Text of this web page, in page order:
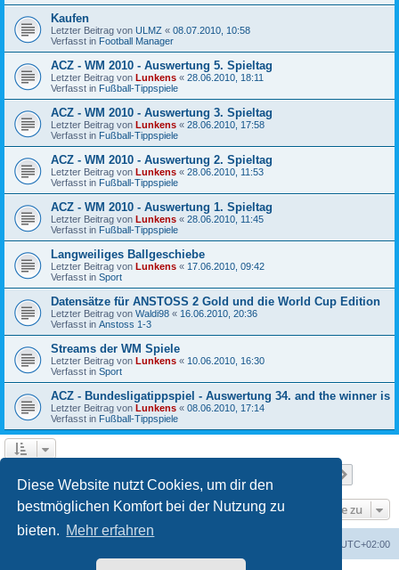
Diese Website nutzt Cookies, um dir den
bestmöglichen Komfort bei der Nutzung zu
bieten. Mehr erfahren
Kaufen
Letzter Beitrag von ULMZ « 08.07.2010, 10:58
Verfasst in Football Manager
ACZ - WM 2010 - Auswertung 5. Spieltag
Letzter Beitrag von Lunkens « 28.06.2010, 18:11
Verfasst in Fußball-Tippspiele
ACZ - WM 2010 - Auswertung 3. Spieltag
Letzter Beitrag von Lunkens « 28.06.2010, 17:58
Verfasst in Fußball-Tippspiele
ACZ - WM 2010 - Auswertung 2. Spieltag
Letzter Beitrag von Lunkens « 28.06.2010, 11:53
Verfasst in Fußball-Tippspiele
ACZ - WM 2010 - Auswertung 1. Spieltag
Letzter Beitrag von Lunkens « 28.06.2010, 11:45
Verfasst in Fußball-Tippspiele
Langweiliges Ballgeschiebe
Letzter Beitrag von Lunkens « 17.06.2010, 09:42
Verfasst in Sport
Datensätze für ANSTOSS 2 Gold und die World Cup Edition
Letzter Beitrag von Waldi98 « 16.06.2010, 20:36
Verfasst in Anstoss 1-3
Streams der WM Spiele
Letzter Beitrag von Lunkens « 10.06.2010, 16:30
Verfasst in Sport
ACZ - Bundesligatippspiel - Auswertung 34. and the winner is
Letzter Beitrag von Lunkens « 08.06.2010, 17:14
Verfasst in Fußball-Tippspiele
Gehe zu
UTC+02:00